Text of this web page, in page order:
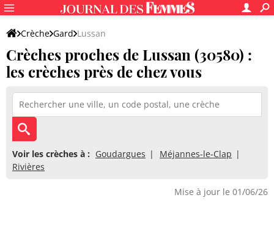
Crèche Gard Lussan
Crèches proches de Lussan (30580) :
les crèches près de chez vous
Voir les crèches à : Goudargues
Méjannes-le-Clap
Rivières
Mise à jour le 01/06/26